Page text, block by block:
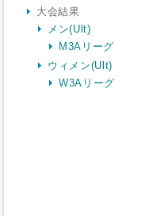
大会結果
メン(Ult)
M3Aリーグ
ウィメン(Ult)
W3Aリーグ